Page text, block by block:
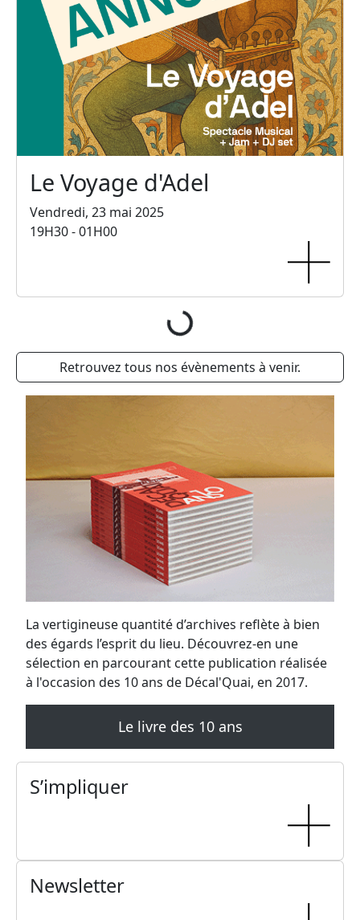
Le Voyage d'Adel
Vendredi, 23 mai 2025
19H30 - 01H00
Décal’Quai Comedy Club
Vendredi, 28 mars 2025
20H00 - 01H00
Peacebone
Vendredi, 31 janvier 2025 au samedi, 1 février
20H30 - 01H00
Metal for Zoé
Samedi, 14 décembre 2024
16H30 - 01H00
Phalaina
Samedi, 16 novembre 2024 au dimanche, 17
16H30 - 18H00